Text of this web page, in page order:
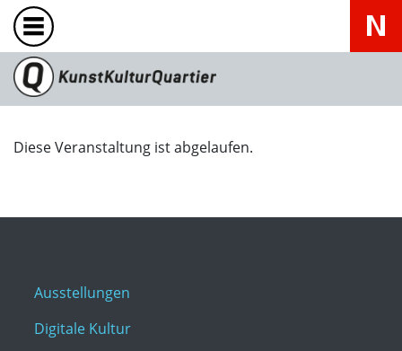
Diese Veranstaltung ist abgelaufen.
Ausstellungen
Digitale Kultur